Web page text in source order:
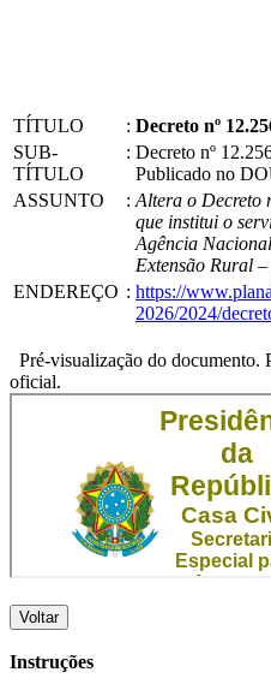
TÍTULO : Decreto nº
SUB-
TÍTULO
: Decreto nº
Publicado no
ASSUNTO
: Altera o Decreto
que institui o
Agência
Extensão Rural –
ENDEREÇO : https://
2026/2024/
Pré-visualização do documento.
oficial.
Voltar
Instruções